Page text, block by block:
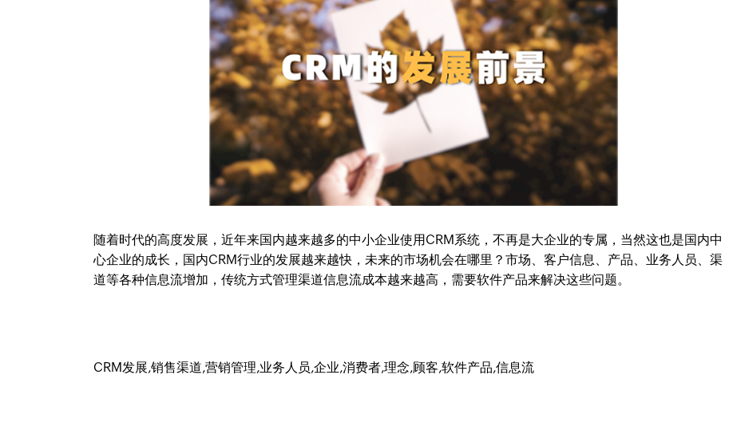
随着时代的高度发展，近年来国内越来越多的中小企业使用CRM系统，不再是大企业的专属，当然这也是国内中
心企业的成长，国内CRM行业的发展越来越快，未来的市场机会在哪里？市场、客户信息、产品、业务人员、渠
道等各种信息流增加，传统方式管理渠道信息流成本越来越高，需要软件产品来解决这些问题。
CRM发展,销售渠道,营销管理,业务人员,企业,消费者,理念,顾客,软件产品,信息流